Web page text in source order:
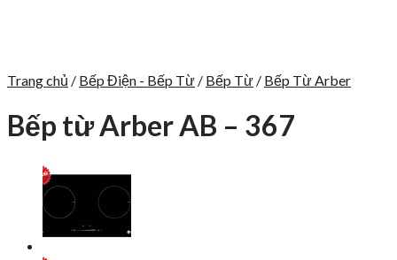
Trang chủ / Bếp Điện - Bếp Từ / Bếp Từ / Bếp Từ Arber
Bếp từ Arber AB – 367